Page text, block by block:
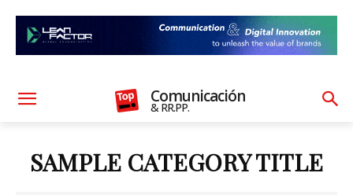
Comunicación
& RR.PP.
SAMPLE CATEGORY TITLE